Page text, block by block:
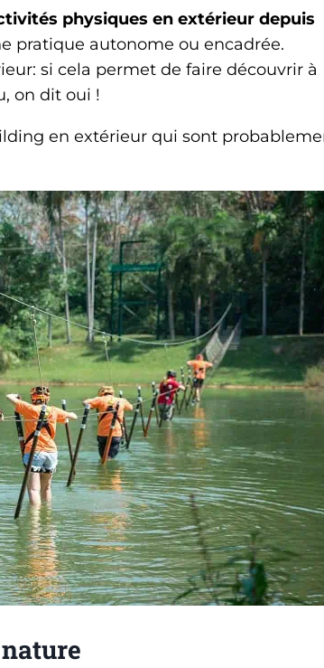
physiques en extérieur depuis
pratique autonome ou encadrée.
si cela permet de faire découvrir à
on dit oui !
en extérieur qui sont